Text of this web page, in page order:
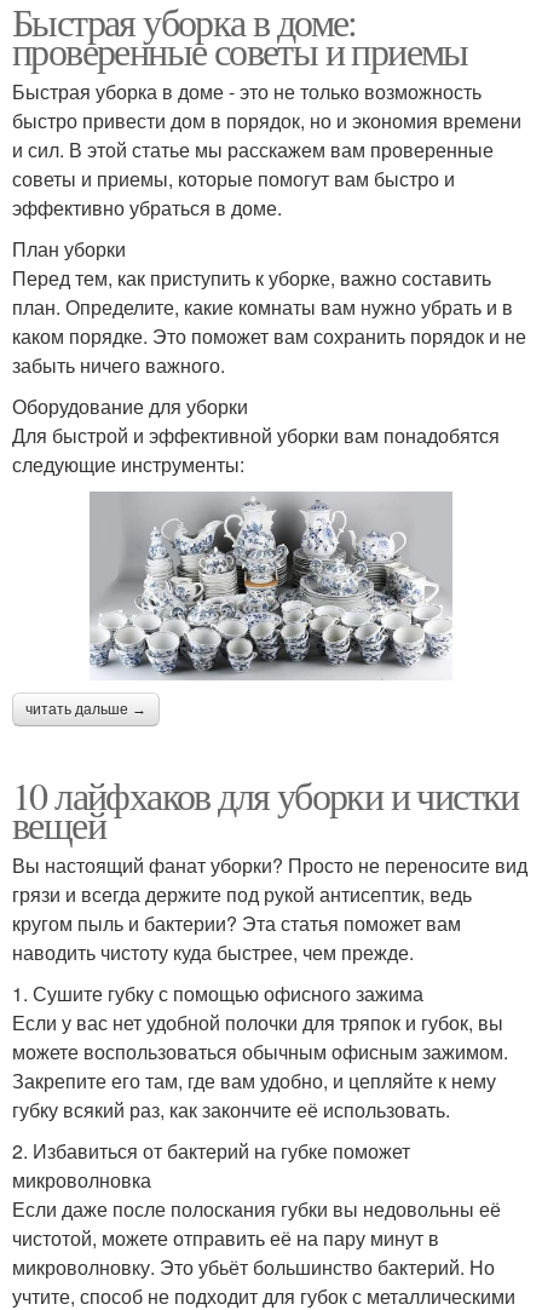
Быстрая уборка в доме:
проверенные советы и приемы
Быстрая уборка в доме - это не только возможность
быстро привести дом в порядок, но и экономия времени
и сил. В этой статье мы расскажем вам проверенные
советы и приемы, которые помогут вам быстро и
эффективно убраться в доме.
План уборки
Перед тем, как приступить к уборке, важно составить
план. Определите, какие комнаты вам нужно убрать и в
каком порядке. Это поможет вам сохранить порядок и не
забыть ничего важного.
Оборудование для уборки
Для быстрой и эффективной уборки вам понадобятся
следующие инструменты:
читать дальше →
10 лайфхаков для уборки и чистки
вещей
Вы настоящий фанат уборки? Просто не переносите вид
грязи и всегда держите под рукой антисептик, ведь
кругом пыль и бактерии? Эта статья поможет вам
наводить чистоту куда быстрее, чем прежде.
1. Сушите губку с помощью офисного зажима
Если у вас нет удобной полочки для тряпок и губок, вы
можете воспользоваться обычным офисным зажимом.
Закрепите его там, где вам удобно, и цепляйте к нему
губку всякий раз, как закончите её использовать.
2. Избавиться от бактерий на губке поможет
микроволновка
Если даже после полоскания губки вы недовольны её
чистотой, можете отправить её на пару минут в
микроволновку. Это убьёт большинство бактерий. Но
учтите, способ не подходит для губок с металлическими